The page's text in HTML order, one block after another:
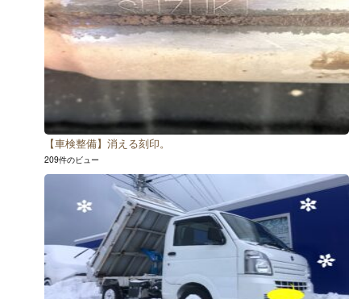
【車検整備】消える刻印。
209件のビュー